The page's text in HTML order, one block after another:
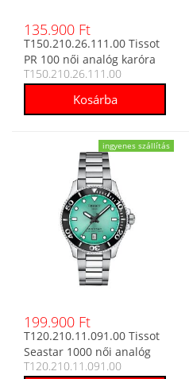
135.900 Ft
T150.210.26.111.00 Tissot
PR 100 női analóg karóra
T150.210.26.111.00
ingyenes szállítás
199.900 Ft
T120.210.11.091.00 Tissot
Seastar 1000 női analóg
karóra
T120.210.11.091.00